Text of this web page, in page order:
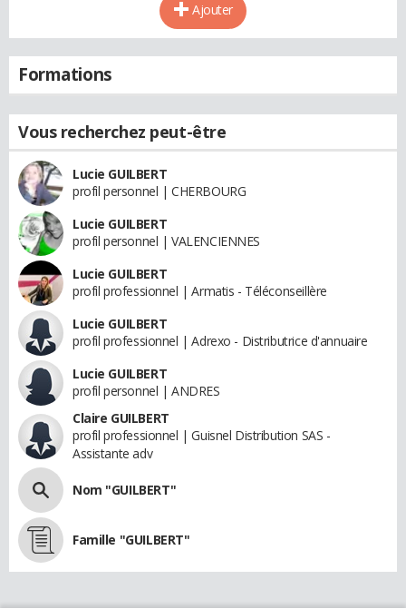
Ajouter
Formations
Vous recherchez peut-être
Lucie GUILBERT
profil personnel | CHERBOURG
Lucie GUILBERT
profil personnel | VALENCIENNES
Lucie GUILBERT
profil professionnel | Armatis - Téléconseillère
Lucie GUILBERT
profil professionnel | Adrexo - Distributrice d'annuaire
Lucie GUILBERT
profil personnel | ANDRES
Claire GUILBERT
profil professionnel | Guisnel Distribution SAS -
Assistante adv
Nom "GUILBERT"
Famille "GUILBERT"